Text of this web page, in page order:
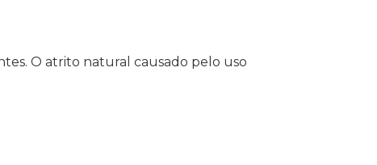
O atrito natural causado pelo uso